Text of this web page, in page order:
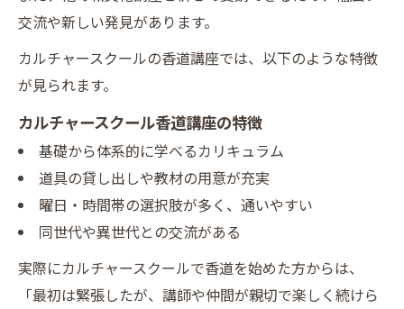
交流や新しい発見があります。
カルチャースクールの香道講座では、以下のような特徴
が見られます。
カルチャースクール香道講座の特徴
基礎から体系的に学べるカリキュラム
道具の貸し出しや教材の用意が充実
曜日・時間帯の選択肢が多く、通いやすい
同世代や異世代との交流がある
実際にカルチャースクールで香道を始めた方からは、
「最初は緊張したが、講師や仲間が親切で楽しく続けら